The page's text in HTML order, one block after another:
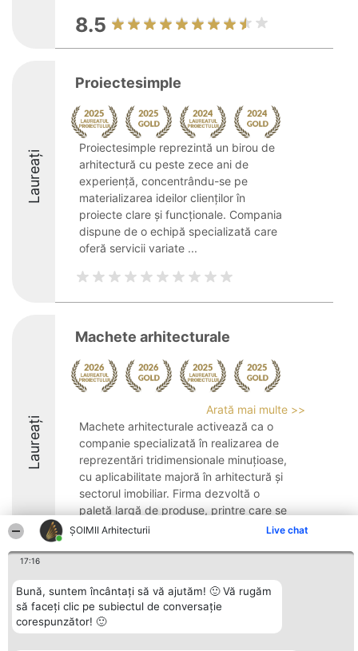
ȘOIMII Arhitecturii Live chat
17:16
Bună, suntem încântați să vă ajutăm! 🙂 Vă rugăm
să faceți clic pe subiectul de conversație
corespunzător! 🙂
8.5
Laureați
Proiectesimple
Proiectesimple reprezintă un birou de
arhitectură cu peste zece ani de
experiență, concentrându-se pe
materializarea ideilor clienților în
proiecte clare și funcționale. Compania
dispune de o echipă specializată care
oferă servicii variate ...
Laureați
Machete arhitecturale
Arată mai multe >>
Machete arhitecturale activează ca o
companie specializată în realizarea de
reprezentări tridimensionale minuțioase,
cu aplicabilitate majoră în arhitectură și
sectorul imobiliar. Firma dezvoltă o
paletă largă de produse, printre care se
regăsesc ...
8.8
Organizator Ranking
BRIGHT SOLUTIONS BR SRL
Aleea Timisul De Sus 2 Bl. A30
Sc. A Et. 4 Ap. 13 Cod 061952
Plebiscyt
Lista Tuturor
Laureaților